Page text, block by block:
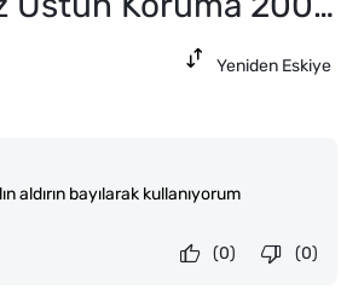
Yeniden Eskiye
aldırın bayılarak kullanıyorum
(0)
(0)